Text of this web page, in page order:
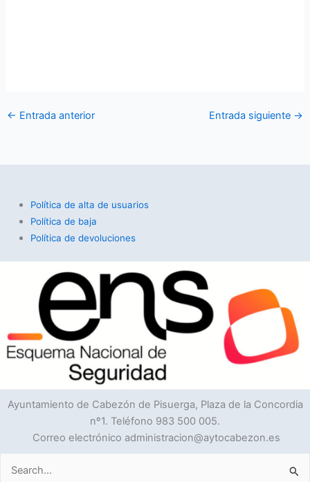
← Entrada anterior Entrada siguiente →
Política de alta de usuarios
Política de baja
Política de devoluciones
Ayuntamiento de Cabezón de Pisuerga, Plaza de la Concordia
nº1. Teléfono 983 500 005.
Correo electrónico administracion@aytocabezon.es
Buscar